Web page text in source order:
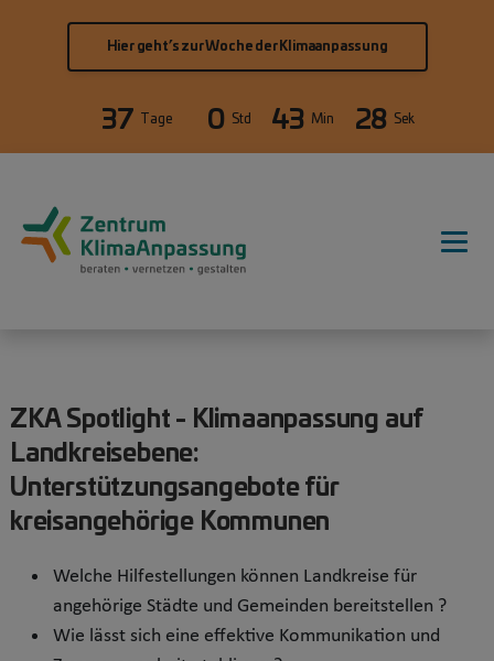
Hier geht’s zur Woche der Klimaanpassung
37 Tage 0 Std 43 Min 28 Sek
ZKA Spotlight - Klimaanpassung auf
Landkreisebene:
Unterstützungsangebote für
kreisangehörige Kommunen
Welche Hilfestellungen können Landkreise für
angehörige Städte und Gemeinden bereitstellen ?
Wie lässt sich eine effektive Kommunikation und